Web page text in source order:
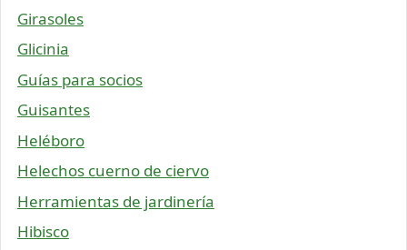
Girasoles
Glicinia
Guías para socios
Guisantes
Heléboro
Helechos cuerno de ciervo
Herramientas de jardinería
Hibisco